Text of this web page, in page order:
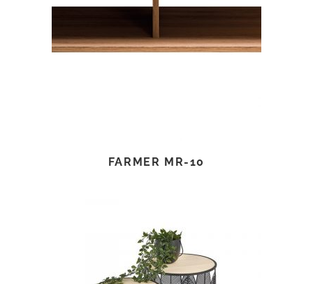
TOVÁBB OLVASOM
FARMER MR-10